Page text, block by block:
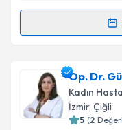
Metni'ni
kapsamda
Randevu
Op. Dr. Gülşah
talebi oluşturun.
için bir takvim
bilgilendireceğiz.
Op. Dr.
Kadın
İzmir, Çiğli
5 (2